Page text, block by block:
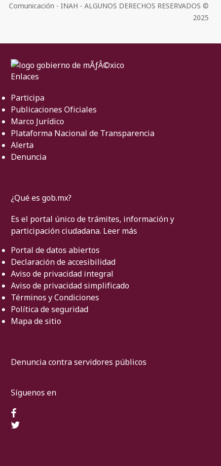
Comunicación - INAH - ALGUNOS DERECHOS RESERVADOS ©
2025
Enlaces
Participa
Publicaciones Oficiales
Marco Jurídico
Plataforma Nacional de Transparencia
Alerta
Denuncia
¿Qué es gob.mx?
Es el portal único de trámites, información y
participación ciudadana. Leer más
Portal de datos abiertos
Declaración de accesibilidad
Aviso de privacidad integral
Aviso de privacidad simplificado
Términos y Condiciones
Política de seguridad
Mapa de sitio
Denuncia contra servidores públicos
Síguenos en